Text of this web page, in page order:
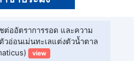
ออัตราการรอด และความ
วอ่อนเม่นทะเลแต่งตัวน้ำตาล
view